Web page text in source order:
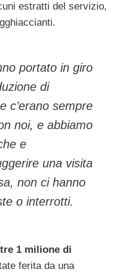
estratti del servizio,
portato in giro
di
c’erano sempre
noi, e abbiamo
e
una visita
non ci hanno
o interrotti.
1 milione di
ferita da una